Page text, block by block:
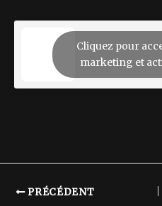
Cliquez pour
marketing et
PRÉCÉDENT